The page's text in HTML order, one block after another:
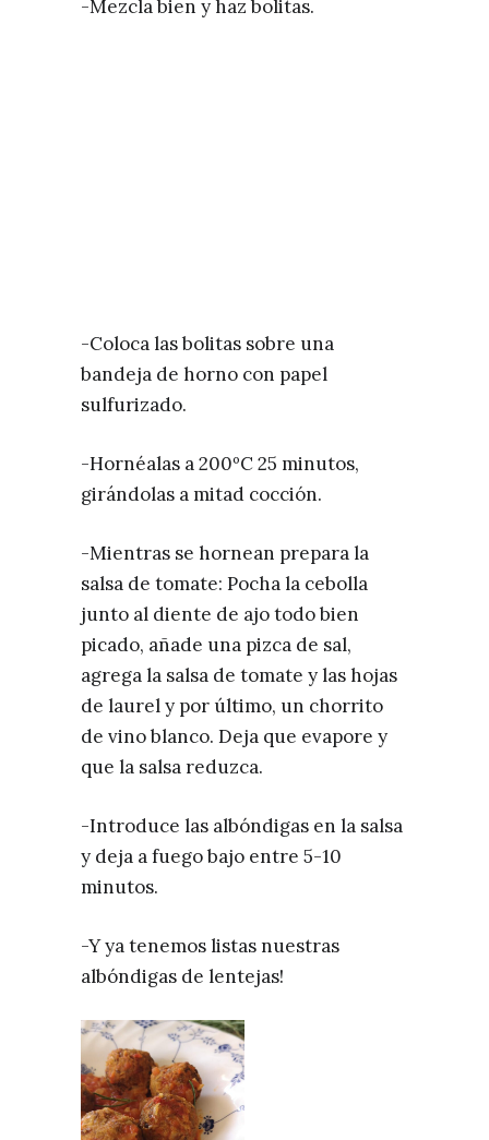
-Mezcla bien y haz bolitas.
-Coloca las bolitas sobre una
bandeja de horno con papel
sulfurizado.
-Hornéalas a 200ºC 25 minutos,
girándolas a mitad cocción.
-Mientras se hornean prepara la
salsa de tomate: Pocha la cebolla
junto al diente de ajo todo bien
picado, añade una pizca de sal,
agrega la salsa de tomate y las hojas
de laurel y por último, un chorrito
de vino blanco. Deja que evapore y
que la salsa reduzca.
-Introduce las albóndigas en la salsa
y deja a fuego bajo entre 5-10
minutos.
-Y ya tenemos listas nuestras
albóndigas de lentejas!